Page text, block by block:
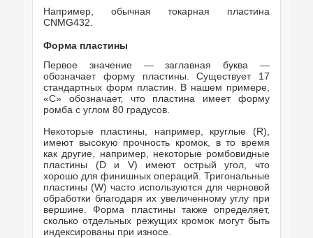
Например, обычная токарная пластина
CNMG432.
Форма пластины
Первое значение — заглавная буква —
обозначает форму пластины. Существует 17
стандартных форм пластин. В нашем примере,
«C» обозначает, что пластина имеет форму
ромба с углом 80 градусов.
Некоторые пластины, например, круглые (R),
имеют высокую прочность кромок, в то время
как другие, например, некоторые ромбовидные
пластины (D и V) имеют острый угол, что
хорошо для финишных операций. Тригональные
пластины (W) часто используются для черновой
обработки благодаря их увеличенному углу при
вершине. Форма пластины также определяет,
сколько отдельных режущих кромок могут быть
индексированы при износе.